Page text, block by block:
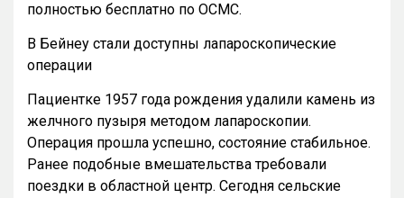
полностью бесплатно по ОСМС.
В Бейнеу стали доступны лапароскопические
операции
Пациентке 1957 года рождения удалили камень из
желчного пузыря методом лапароскопии.
Операция прошла успешно, состояние стабильное.
Ранее подобные вмешательства требовали
поездки в областной центр. Сегодня сельские